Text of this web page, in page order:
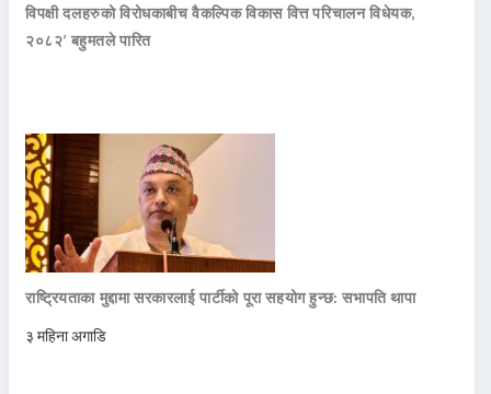
विपक्षी दलहरुको विरोधकाबीच वैकल्पिक विकास वित्त परिचालन विधेयक,
२०८२’ बहुमतले पारित
राष्ट्रियताका मुद्दामा सरकारलाई पार्टीको पूरा सहयोग हुन्छ: सभापति थापा
३ महिना अगाडि